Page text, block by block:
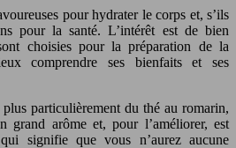
pour hydrater le corps et, s’ils
pour la santé. L’intérêt est de bien
choisies pour la préparation de la
comprendre ses bienfaits et ses
particulièrement du thé au romarin,
grand arôme et, pour l’améliorer, est
signifie que vous n’aurez aucune